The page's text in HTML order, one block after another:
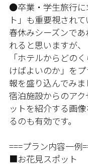
●卒業・学生旅行に
ト」も重要視されて
春休みシーズンで
れると思いますが、
「ホテルからどの
けばよいのか」を
報を盛り込んでみま
宿泊施設からのア
ットを紹介する画
るのも有効です。
===プラン内容一例
■お花見スポット